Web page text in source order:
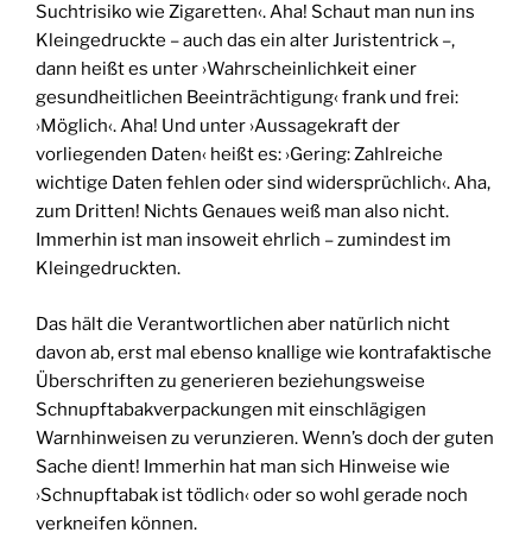
Suchtrisiko wie Zigaretten‹. Aha! Schaut man nun ins
Kleingedruckte – auch das ein alter Juristentrick –,
dann heißt es unter ›Wahrscheinlichkeit einer
gesundheitlichen Beeinträchtigung‹ frank und frei:
›Möglich‹. Aha! Und unter ›Aussagekraft der
vorliegenden Daten‹ heißt es: ›Gering: Zahlreiche
wichtige Daten fehlen oder sind widersprüchlich‹. Aha,
zum Dritten! Nichts Genaues weiß man also nicht.
Immerhin ist man insoweit ehrlich – zumindest im
Kleingedruckten.
Das hält die Verantwortlichen aber natürlich nicht
davon ab, erst mal ebenso knallige wie kontrafaktische
Überschriften zu generieren beziehungsweise
Schnupftabakverpackungen mit einschlägigen
Warnhinweisen zu verunzieren. Wenn’s doch der guten
Sache dient! Immerhin hat man sich Hinweise wie
›Schnupftabak ist tödlich‹ oder so wohl gerade noch
verkneifen können.